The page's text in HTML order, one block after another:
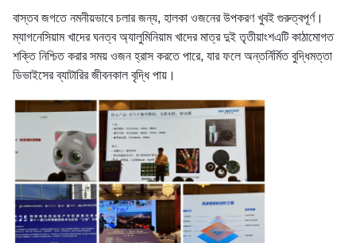
বাস্তব জগতে নমনীয়ভাবে চলার জন্য, হালকা ওজনের উপকরণ খুবই গুরুত্বপূর্ণ।
ম্যাগনেসিয়াম খাদের ঘনত্ব অ্যালুমিনিয়াম খাদের মাত্র দুই তৃতীয়াংশএটি কাঠামোগত
শক্তি নিশ্চিত করার সময় ওজন হ্রাস করতে পারে, যার ফলে অন্তর্নির্মিত বুদ্ধিমত্তা
ডিভাইসের ব্যাটারির জীবনকাল বৃদ্ধি পায়।